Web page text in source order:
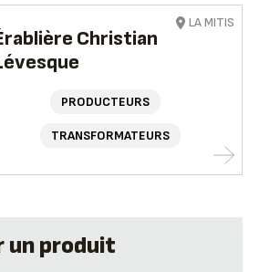
un produit
Christian
PRODUCTEURS
TRANSFORMATEURS
LA MITIS